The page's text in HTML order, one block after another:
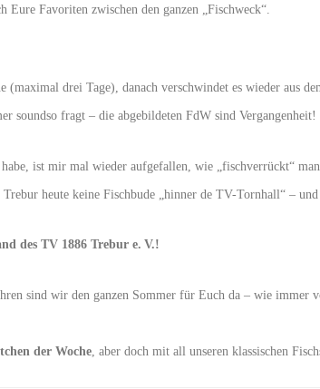
Favoriten zwischen den ganzen „Fischweck“.
(maximal drei Tage), danach verschwindet es wieder aus
soundso fragt – die abgebildeten FdW sind Vergangenheit!
ist mir mal wieder aufgefallen, wie „fischverrückt“
heute keine Fischbude „hinner de TV-Tornhall“ –
des TV 1886 Trebur e. V.!
sind wir den ganzen Sommer für Euch da – wie immer
der Woche , aber doch mit all unseren klassischen